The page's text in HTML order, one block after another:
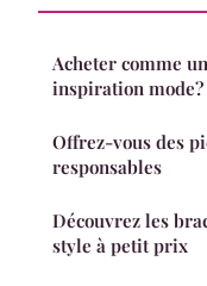
Acheter comme
inspiration mode?
Offrez-vous des
responsables
Découvrez les
style à petit prix